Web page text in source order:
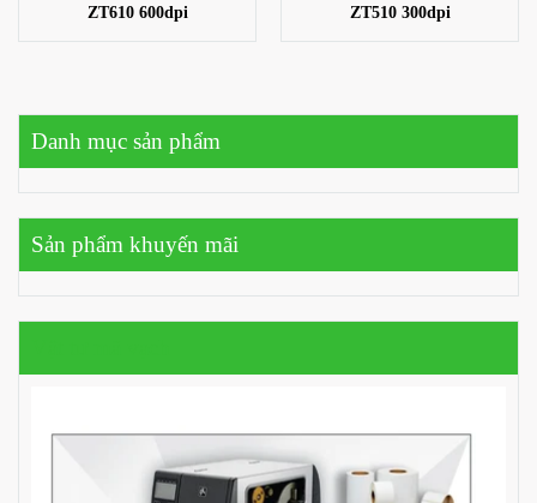
ZT610 600dpi
ZT510 300dpi
Danh mục sản phẩm
Sản phẩm khuyến mãi